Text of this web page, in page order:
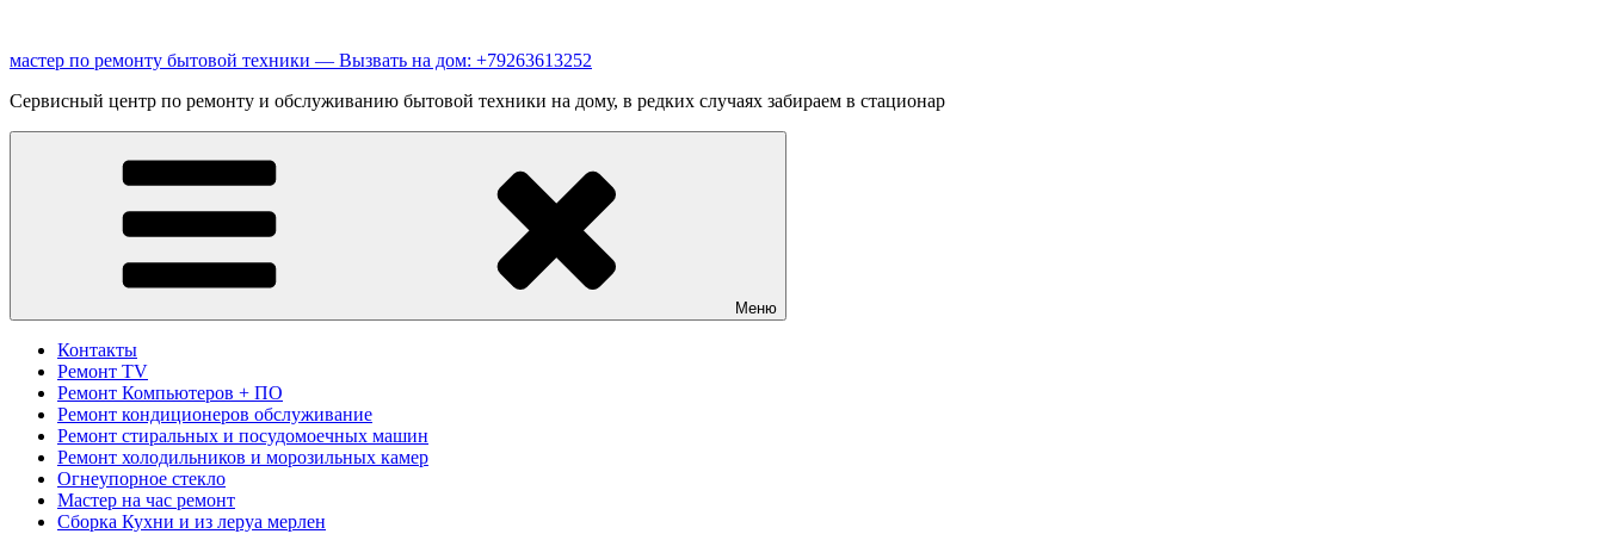
содержимому
мастер по ремонту бытовой техники — Вызвать на дом: +79263613252
Сервисный центр по ремонту и обслуживанию бытовой техники на дому, в редких случаях забираем в стационар
Меню
Контакты
Ремонт TV
Ремонт Компьютеров + ПО
Ремонт кондиционеров обслуживание
Ремонт стиральных и посудомоечных машин
Ремонт холодильников и морозильных камер
Огнеупорное стекло
Мастер на час ремонт
Сборка Кухни и из леруа мерлен